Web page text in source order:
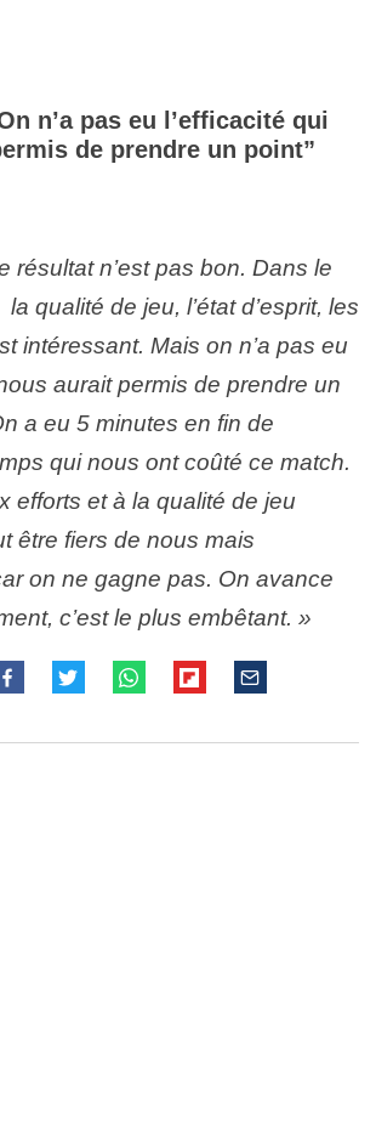
n’a pas eu l’efficacité qui
de prendre un point”
résultat n’est pas bon. Dans le
qualité de jeu, l’état d’esprit, les
intéressant. Mais on n’a pas eu
aurait permis de prendre un
a eu 5 minutes en fin de
qui nous ont coûté ce match.
efforts et à la qualité de jeu
être fiers de nous mais
on ne gagne pas. On avance
c’est le plus embêtant. »